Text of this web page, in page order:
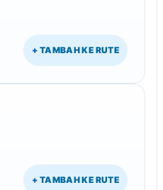
+ TAMBAH KE RUTE
+ TAMBAH KE RUTE